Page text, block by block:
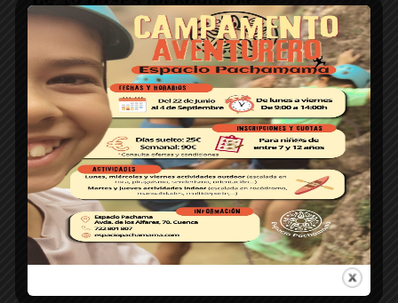
¿Competición de Bolas? ¡Cuéntame más!
Como broche al evento, Bolas Sport
regalará más de 200€ en premios.
¿Qué tengo que hacer?
Para ganarlos necesitarás ganar los
máximos puntos posibles en los 6
torneos de la fiesta.
¿Cómo consigo puntos?